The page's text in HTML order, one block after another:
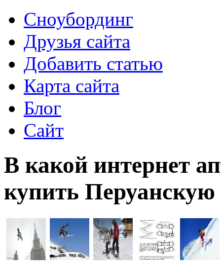
Сноубординг
Друзья сайта
Добавить статью
Карта сайта
Блог
Сайт
В какой интернет
купить